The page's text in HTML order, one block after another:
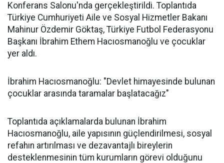
Konferans Salonu'nda gerçekleştirildi. Toplantıda
Türkiye Cumhuriyeti Aile ve Sosyal Hizmetler Bakanı
Mahinur Özdemir Göktaş, Türkiye Futbol Federasyonu
Başkanı İbrahim Ethem Hacıosmanoğlu ve çocuklar
yer aldı.
İbrahim Hacıosmanoğlu: "Devlet himayesinde bulunan
çocuklar arasında taramalar başlatacağız"
Toplantıda açıklamalarda bulunan İbrahim
Hacıosmanoğlu, aile yapısının güçlendirilmesi, sosyal
refahın artırılması ve dezavantajlı bireylerin
desteklenmesinin tüm kurumların görevi olduğunu